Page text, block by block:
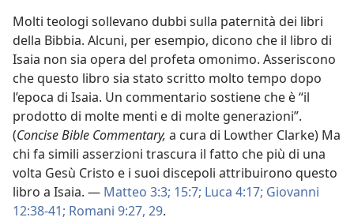
Molti teologi sollevano dubbi sulla paternità dei libri
della Bibbia. Alcuni, per esempio, dicono che il libro di
Isaia non sia opera del profeta omonimo. Asseriscono
che questo libro sia stato scritto molto tempo dopo
l’epoca di Isaia. Un commentario sostiene che è “il
prodotto di molte menti e di molte generazioni”.
(Concise Bible Commentary, a cura di Lowther Clarke) Ma
chi fa simili asserzioni trascura il fatto che più di una
volta Gesù Cristo e i suoi discepoli attribuirono questo
libro a Isaia. — Matteo 3:3; 15:7; Luca 4:17; Giovanni
12:38-41; Romani 9:27, 29.